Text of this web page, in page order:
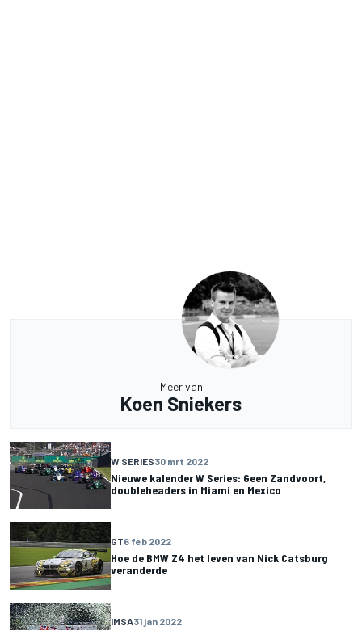
Meer van
Koen Sniekers
W SERIES30 mrt 2022
Nieuwe kalender W Series: Geen Zandvoort,
doubleheaders in Miami en Mexico
GT6 feb 2022
Hoe de BMW Z4 het leven van Nick Catsburg
veranderde
IMSA31 jan 2022